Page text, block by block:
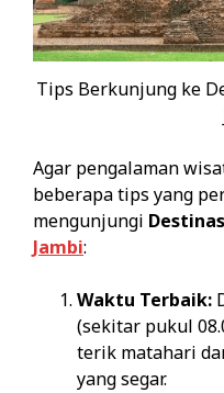
Tips Berkunjung ke
Agar pengalaman
beberapa tips yang
mengunjungi
Jambi:
Waktu Terbaik:
(sekitar pukul
terik matahari
yang segar.